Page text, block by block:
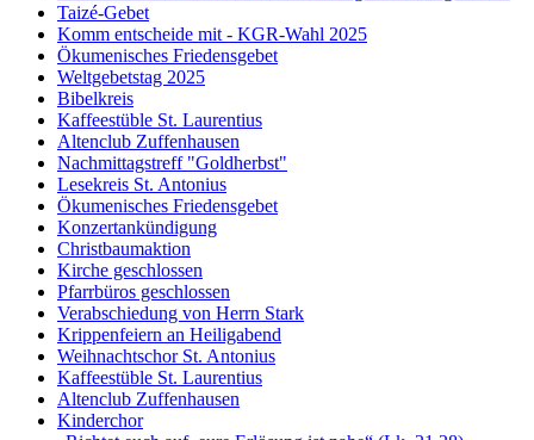
Taizé-Gebet
Komm entscheide mit - KGR-Wahl 2025
Ökumenisches Friedensgebet
Weltgebetstag 2025
Bibelkreis
Kaffeestüble St. Laurentius
Altenclub Zuffenhausen
Nachmittagstreff "Goldherbst"
Lesekreis St. Antonius
Ökumenisches Friedensgebet
Konzertankündigung
Christbaumaktion
Kirche geschlossen
Pfarrbüros geschlossen
Verabschiedung von Herrn Stark
Krippenfeiern an Heiligabend
Weihnachtschor St. Antonius
Kaffeestüble St. Laurentius
Altenclub Zuffenhausen
Kinderchor